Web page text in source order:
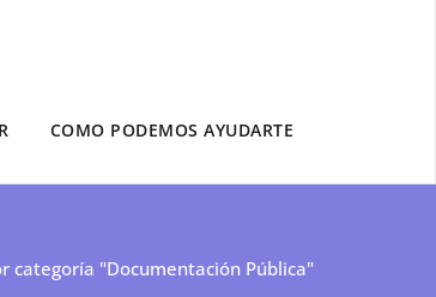
COMO PODEMOS AYUDARTE
categoría "Documentación Pública"